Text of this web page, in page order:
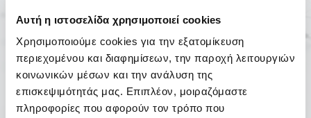
Αυτή η ιστοσελίδα χρησιμοποιεί cookies
Χρησιμοποιούμε cookies για την εξατομίκευση
περιεχομένου και διαφημίσεων, την παροχή λειτουργιών
κοινωνικών μέσων και την ανάλυση της
επισκεψιμότητάς μας. Επιπλέον, μοιραζόμαστε
πληροφορίες που αφορούν τον τρόπο που
*С абонамента вие се съгласявате с